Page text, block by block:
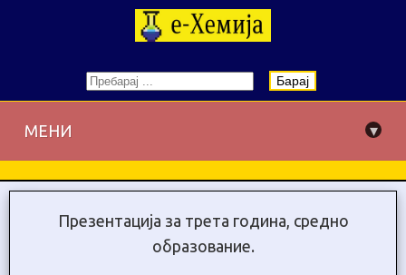
Барај
МЕНИ ▾
Презентација за трета година, средно
образование.